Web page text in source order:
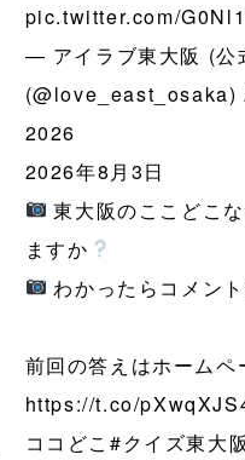
pic.twitter.com/
— アイラブ東大阪 (公
(@love_east_osaka)
2026
2026年8月3日
東大阪のここどこ
ますか
わかったらコメン
前回の答えはホームペ
https://t.co/
ココどこ #クイズ東大